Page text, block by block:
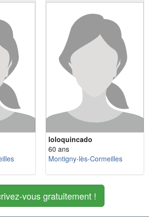
loloquincado
60 ans
Montigny-lès-Cormeilles
vous gratuitement !